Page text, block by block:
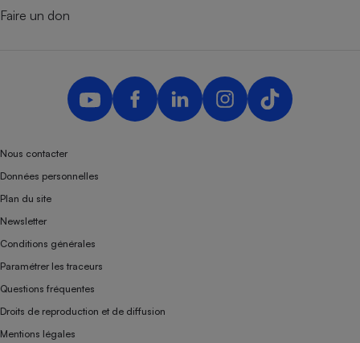
Faire un don
Nous contacter
Données personnelles
Plan du site
Newsletter
Conditions générales
Paramétrer les traceurs
Questions fréquentes
Droits de reproduction et de diffusion
Mentions légales